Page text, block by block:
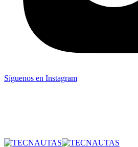
Síguenos en Instagram